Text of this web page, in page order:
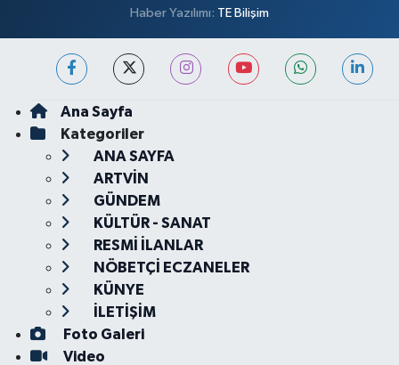
Haber Yazılımı: TE Bilişim
Ana Sayfa
Kategoriler
ANA SAYFA
ARTVİN
GÜNDEM
KÜLTÜR - SANAT
RESMİ İLANLAR
NÖBETÇİ ECZANELER
KÜNYE
İLETİŞİM
Foto Galeri
Video